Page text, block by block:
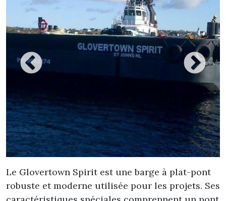
Le Glovertown Spirit est une barge à plat-pont
robuste et moderne utilisée pour les projets. Ses